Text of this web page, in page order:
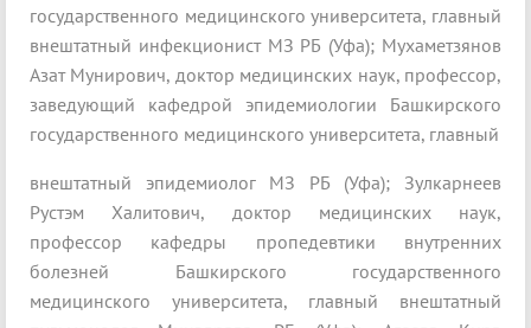
государственного медицинского университета, главный
внештатный инфекционист МЗ РБ (Уфа); Мухаметзянов
Азат Мунирович, доктор медицинских наук, профессор,
заведующий кафедрой эпидемиологии Башкирского
государственного медицинского университета, главный
внештатный эпидемиолог МЗ РБ (Уфа); Зулкарнеев
Рустэм Халитович, доктор медицинских наук,
профессор кафедры пропедевтики внутренних
болезней Башкирского государственного
медицинского университета, главный внештатный